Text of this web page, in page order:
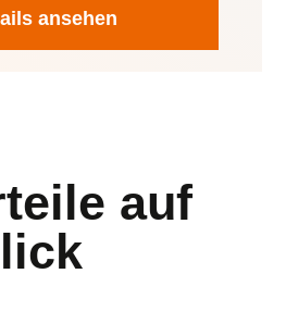
ansehen
auf